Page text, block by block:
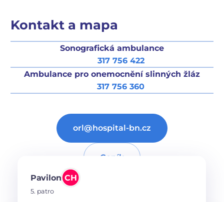
Kontakt a mapa
Sonografická ambulance
317 756 422
Ambulance pro onemocnění slinných žláz
317 756 360
orl@hospital-bn.cz
Ceník
Pavilon CH
5. patro